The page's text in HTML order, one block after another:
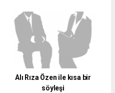
Alı Rıza Özen ile kısa bir
söyleşi